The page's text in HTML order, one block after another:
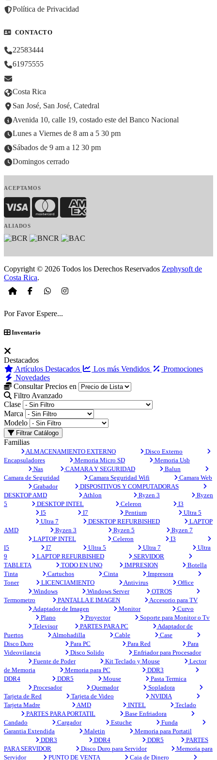
Política de Privacidad
CONTACTO
22583444
61975555
Costa Rica
San José, San José, Catedral
Avenida 10, calle 19, costado este del Banco Nacional
Lunes a Viernes de 8 am a 5 30 pm
Sábados de 9 am a 12 30 pm
Domingos cerrado
ACEPTAMOS
Visa MasterCardAmerican Express
ALIADOS
Copyright © 2026 Todos los Derechos Reservados Zephysoft de
Costa Rica.
Por Favor Espere...
Inventario
Destacados
Artículos Destacados
Los más Vendidos
Promociones
Novedades
Consultar Precios en
Filtro Avanzado
Clase
Marca
Modelo
Filtrar Catálogo
Familias
ALMACENAMIENTO EXTERNO
Disco Externo
Encapsuladores
Memoria Micro SD
Memoria Usb
Nas
CAMARA Y SEGURIDAD
Balun
Camara de Seguridad
Camara Seguridad Wifi
Camara Web
Grabador
DISPOSITIVOS Y COMPUTADORAS
DESKTOP AMD
Athlon Ryzen 3
Ryzen
5
DESKTOP INTEL Celeron
I3
I5
I7 Pentium
Ultra 5
Ultra 7
DESKTOP REFURBISHED
LAPTOP
AMD
Ryzen 3 Ryzen 5
Ryzen 7
LAPTOP INTEL
Celeron
I3
I5
I7 Ultra 5 Ultra 7
Ultra
9
LAPTOP REFURBISHED
SERVIDOR
TABLETA
TODO EN UNO IMPRESION
Botella
Tinta
Cartuchos Cinta
Impresora
Toner
LICENCIAMIENTO Antivirus
Office
Windows
Windows Server
OTROS
Termometro
PANTALLA E IMAGEN
Accesorio para TV
Adaptador de Imagen
Monitor
Curvo
Plano
Proyector
Soporte para Monitor o Tv
Televisor
PARTES PARA PC
Adaptador de
Puertos
Almohadilla Cable
Case
Disco Duro
Para PC Para Red
Para
Videovilancia
Disco Solido
Enfriador para Procesador
Fuente de Poder
Kit Teclado y Mouse
Lector
de Memoria
Memoria para PC
DDR3
DDR4
DDR5 Mouse
Pasta Termica
Procesador
Quemador
Sopladora
Tarjeta de Red
Tarjeta de Video
NVIDIA
Tarjeta Madre
AMD INTEL
Teclado
PARTES PARA PORTATIL
Base Enfriadora
Candado
Cargador Estuche
Funda
Garantia Extendida
Maletin
Memoria para Portatil
DDR3
DDR4 DDR5
PARTES
PARA SERVIDOR
Disco Duro para Servidor
Memoria para
Servidor
PUNTO DE VENTA Caja de Dinero